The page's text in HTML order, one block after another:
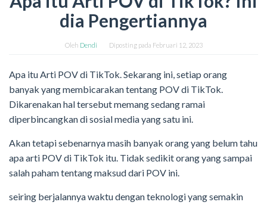
dia Pengertiannya
Oleh Dendi Diposting pada Februari 12, 2023
Apa itu Arti POV di TikTok. Sekarang ini, setiap orang
banyak yang membicarakan tentang POV di TikTok.
Dikarenakan hal tersebut memang sedang ramai
diperbincangkan di sosial media yang satu ini.
Akan tetapi sebenarnya masih banyak orang yang belum tahu
apa arti POV di TikTok itu. Tidak sedikit orang yang sampai
salah paham tentang maksud dari POV ini.
seiring berjalannya waktu dengan teknologi yang semakin